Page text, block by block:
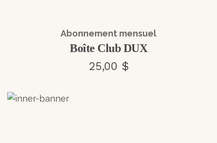
Abonnement mensuel
Boîte Club DUX
25,00 $